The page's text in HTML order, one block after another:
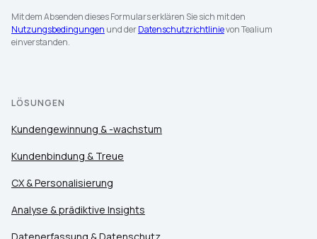
Mit dem Absenden dieses Formulars erklären Sie sich mit den
Nutzungsbedingungen und derDatenschutzrichtlinievon Tealium
einverstanden.
LÖSUNGEN
Kundengewinnung & -wachstum
Kundenbindung & Treue
CX & Personalisierung
Analyse & prädiktive Insights